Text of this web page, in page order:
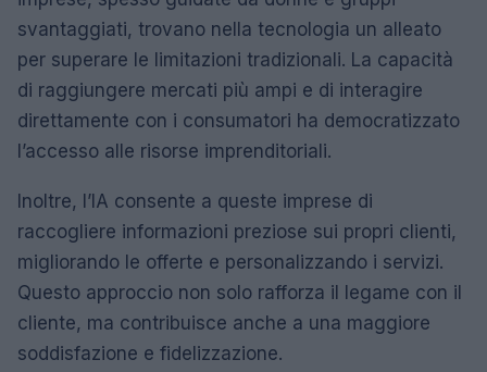
svantaggiati, trovano nella tecnologia un alleato
per superare le limitazioni tradizionali. La capacità
di raggiungere mercati più ampi e di interagire
direttamente con i consumatori ha democratizzato
l’accesso alle risorse imprenditoriali.
Inoltre, l’IA consente a queste imprese di
raccogliere informazioni preziose sui propri clienti,
migliorando le offerte e personalizzando i servizi.
Questo approccio non solo rafforza il legame con il
cliente, ma contribuisce anche a una maggiore
soddisfazione e fidelizzazione.